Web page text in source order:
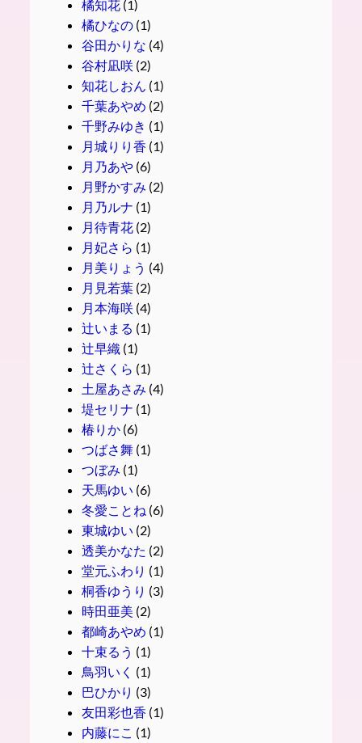
橘知花(1)
橘ひなの(1)
谷田かりな (4)
谷村凪咲(2)
知花しおん (1)
千葉あやめ (2)
千野みゆき (1)
月城りり香 (1)
月乃あや(6)
月野かすみ (2)
月乃ルナ (1)
月待青花(2)
月妃さら (1)
月美りょう (4)
月見若葉(2)
月本海咲(4)
辻いまる (1)
辻早織 (1)
辻さくら (1)
土屋あさみ (4)
堤セリナ (1)
椿りか(6)
つばさ舞(1)
つぼみ (1)
天馬ゆい (6)
冬愛ことね (6)
東城ゆい (2)
透美かなた (2)
堂元ふわり (1)
桐香ゆうり (3)
時田亜美 (2)
都崎あやめ (1)
十束るう (1)
鳥羽いく (1)
巴ひかり (3)
友田彩也香 (1)
内藤にこ (1)